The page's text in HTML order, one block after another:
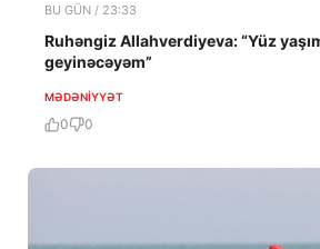
BU GÜN / 23:33
Ruhəngiz Allahverdiyeva: “Yüz
geyinəcəyəm”
MƏDƏNIYYƏT
0 0